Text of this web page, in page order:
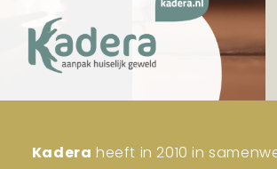
Kadera heeft in 2010 in